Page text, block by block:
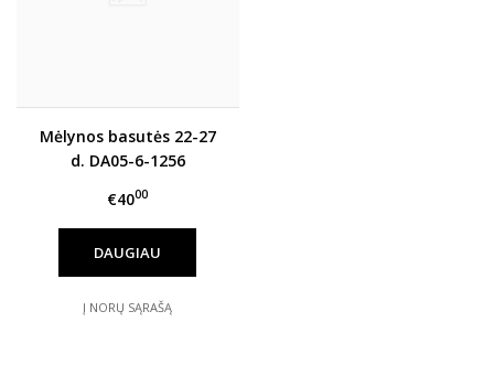
Mėlynos basutės 22-27
d. DA05-6-1256
€4000
DAUGIAU
Į NORŲ SĄRAŠĄ